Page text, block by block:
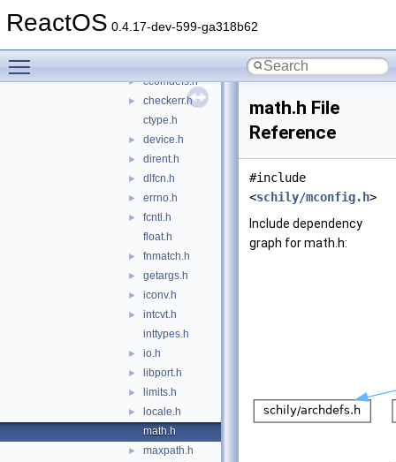
ReactOS 0.4.17-dev-599-ga318b62
► assert.h
► ccomdefs.h
►
checkerr.h
ctype.h
► device.h
► dirent.h
► dlfcn.h
► errno.h
►
fcntl.h
float.h
► fnmatch.h
► getargs.h
► iconv.h
►
intcvt.h
inttypes.h
► io.h
► libport.h
► limits.h
►
locale.h
math.h
► maxpath.h
math.h File
Reference
#include
<schily/mconfig.h>
Include dependency
graph for math.h: